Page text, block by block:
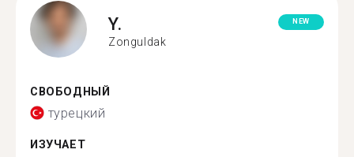
Y.
Zonguldak
NEW
СВОБОДНЫЙ
турецкий
ИЗУЧАЕТ